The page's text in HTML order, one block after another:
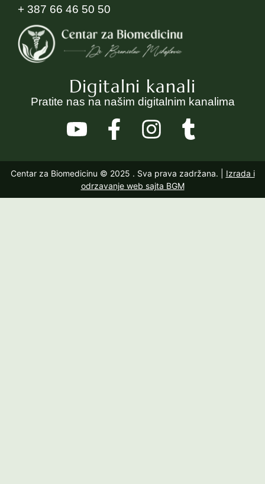
+ 387 66 46 50 50
Digitalni kanali
Pratite nas na našim digitalnim kanalima
Centar za Biomedicinu © 2025 . Sva prava zadržana. | Izrada i
odrzavanje web sajta BGM